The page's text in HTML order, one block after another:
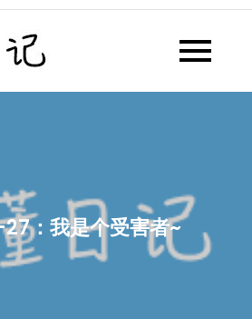
懂懂日记网每天同步更新懂懂学
：我是个受害者~